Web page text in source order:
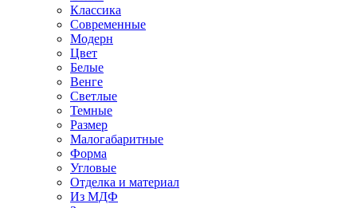
Классика
Современные
Модерн
Цвет
Белые
Венге
Светлые
Темные
Размер
Малогабаритные
Форма
Угловые
Отделка и материал
Из МДФ